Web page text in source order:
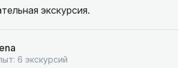
экскурсия.
6 экскурсий